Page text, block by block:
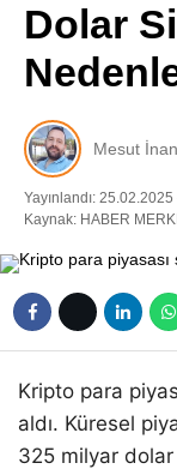
Dolar
Mesut İnan
Yayınlandı:
Kaynak: HABER
Kripto para
aldı. Küresel
325 milyar